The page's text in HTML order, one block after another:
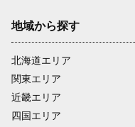
地域から探す
北海道エリア
関東エリア
近畿エリア
四国エリア